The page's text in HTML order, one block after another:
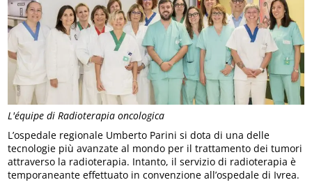
L'équipe di Radioterapia oncologica
L’ospedale regionale Umberto Parini si dota di una delle
tecnologie più avanzate al mondo per il trattamento dei tumori
attraverso la radioterapia. Intanto, il servizio di radioterapia è
temporaneante effettuato in convenzione all’ospedale di Ivrea.